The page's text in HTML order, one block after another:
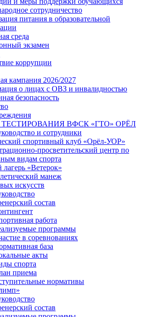
сотрудничество
питания в образовательной
среда
экзамен
коррупции
кампания 2026/2027
о лицах с ОВЗ и инвалидностью
безопасность
ВФСК «ГТО» ОРЁЛ
и сотрудники
спортивный клуб «Орёл-УОР»
просветительский центр по
видам спорта
лагерь «Ветерок»
манеж
искусств
состав
работа
программы
в соревнованиях
база
акты
спорта
приема
нормативы
состав